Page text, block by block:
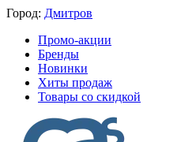
Город: Дмитров
Промо-акции
Бренды
Новинки
Хиты продаж
Товары со скидкой